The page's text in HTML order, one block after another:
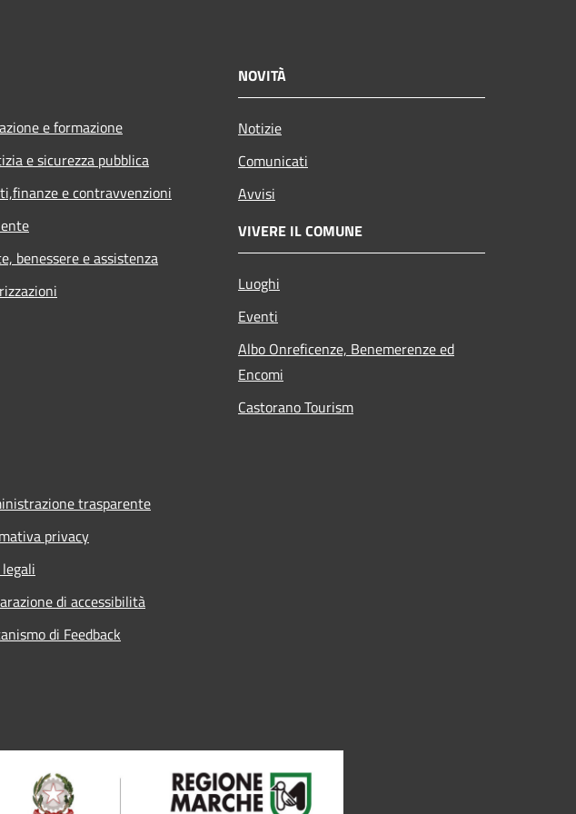
e formazione
e sicurezza pubblica
e contravvenzioni
benessere e assistenza
NOVITÀ
Notizie
Comunicati
Avvisi
VIVERE IL COMUNE
Luoghi
Eventi
Albo Onreficenze, Benemerenze ed
Encomi
Castorano Tourism
trasparente
privacy
di accessibilità
di Feedback